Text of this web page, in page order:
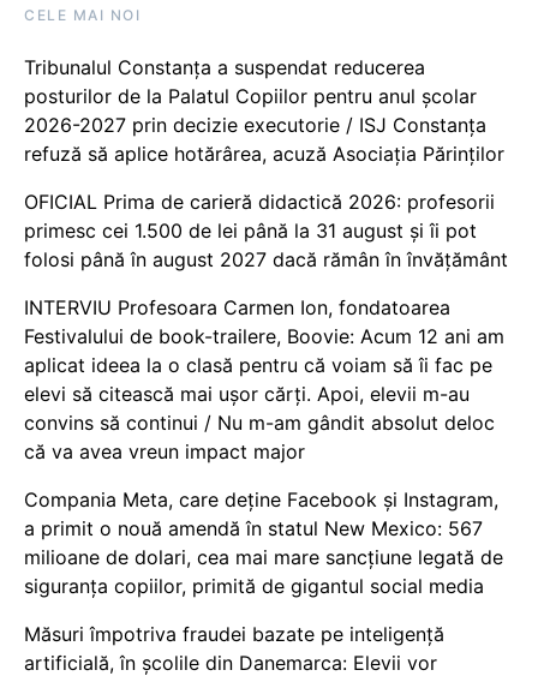
CELE MAI NOI
Tribunalul Constanța a suspendat reducerea
posturilor de la Palatul Copiilor pentru anul școlar
2026-2027 prin decizie executorie / ISJ Constanța
refuză să aplice hotărârea, acuză Asociația Părinților
OFICIAL Prima de carieră didactică 2026: profesorii
primesc cei 1.500 de lei până la 31 august și îi pot
folosi până în august 2027 dacă rămân în învățământ
INTERVIU Profesoara Carmen Ion, fondatoarea
Festivalului de book-trailere, Boovie: Acum 12 ani am
aplicat ideea la o clasă pentru că voiam să îi fac pe
elevi să citească mai ușor cărți. Apoi, elevii m-au
convins să continui / Nu m-am gândit absolut deloc
că va avea vreun impact major
Compania Meta, care deține Facebook și Instagram,
a primit o nouă amendă în statul New Mexico: 567
milioane de dolari, cea mai mare sancțiune legată de
siguranța copiilor, primită de gigantul social media
Măsuri împotriva fraudei bazate pe inteligență
artificială, în școlile din Danemarca: Elevii vor